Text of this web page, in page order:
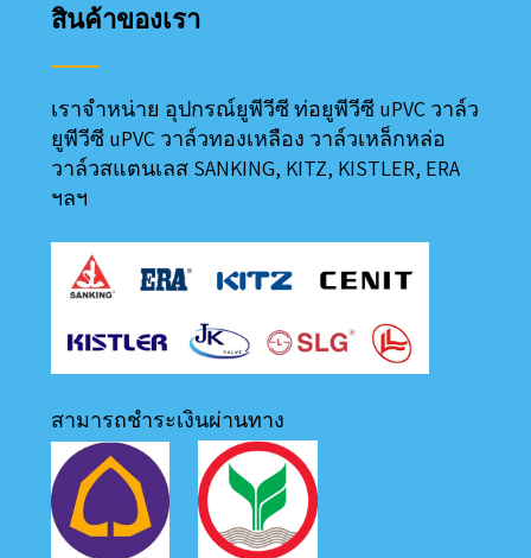
สินค้าของเรา
เราจำหน่าย อุปกรณ์ยูพีวีซี ท่อยูพีวีซี uPVC วาล์ว
ยูพีวีซี uPVC วาล์วทองเหลือง วาล์วเหล็กหล่อ
วาล์วสแตนเลส SANKING, KITZ, KISTLER, ERA
ฯลฯ
สามารถชำระเงินผ่านทาง